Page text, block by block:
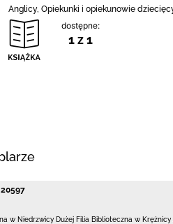
Anglicy, Opiekunki i opiekunowie
dostępne:
1 z 1
20597
w Niedrzwicy Dużej Filia Biblioteczna w Krężnicy